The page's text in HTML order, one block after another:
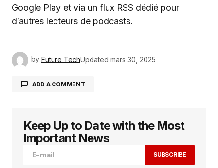
Google Play et via un flux RSS dédié pour
d’autres lecteurs de podcasts.
by Future TechUpdated mars 30, 2025
ADD A COMMENT
Votre adresse e-mail ne sera pas publiée. Les
champs obligatoires sont indiqués avec
Keep Up to Date with the Most
Important News
SUBSCRIBE